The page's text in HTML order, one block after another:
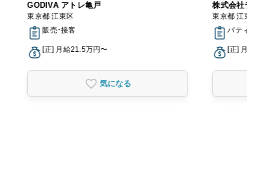
GODIVA アトレ亀戸
東京都 江東区
販売・接客
[正] 月給21.5万円〜
気になる
ップ
株式会社ランビ
東京都 江東区
パティシエ
[正] 月給